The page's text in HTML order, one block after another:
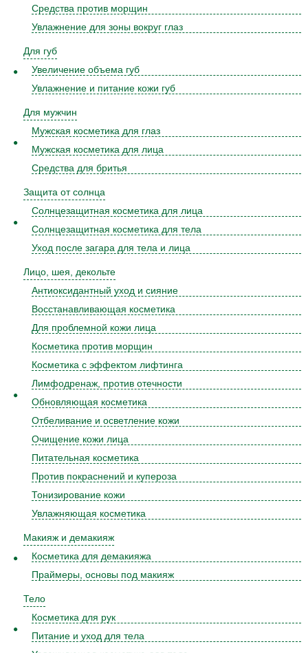
Средства против морщин
Увлажнение для зоны вокруг глаз
Для губ
Увеличение объема губ
Увлажнение и питание кожи губ
Для мужчин
Мужская косметика для глаз
Мужская косметика для лица
Средства для бритья
Защита от солнца
Солнцезащитная косметика для лица
Солнцезащитная косметика для тела
Уход после загара для тела и лица
Лицо, шея, декольте
Антиоксидантный уход и сияние
Восстанавливающая косметика
Для проблемной кожи лица
Косметика против морщин
Косметика с эффектом лифтинга
Лимфодренаж, против отечности
Обновляющая косметика
Отбеливание и осветление кожи
Очищение кожи лица
Питательная косметика
Против покраснений и купероза
Тонизирование кожи
Увлажняющая косметика
Макияж и демакияж
Косметика для демакияжа
Праймеры, основы под макияж
Тело
Косметика для рук
Питание и уход для тела